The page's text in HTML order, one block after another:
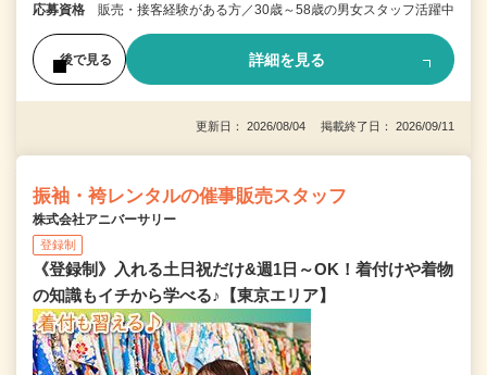
応募資格 販売・接客経験がある方／30歳～58歳の男女スタッフ活躍中
後で見る 詳細を見る
更新日： 2026/08/04 掲載終了日： 2026/09/11
振袖・袴レンタルの催事販売スタッフ
株式会社アニバーサリー
登録制
《登録制》入れる土日祝だけ&週1日～OK！着付けや着物
の知識もイチから学べる♪【東京エリア】